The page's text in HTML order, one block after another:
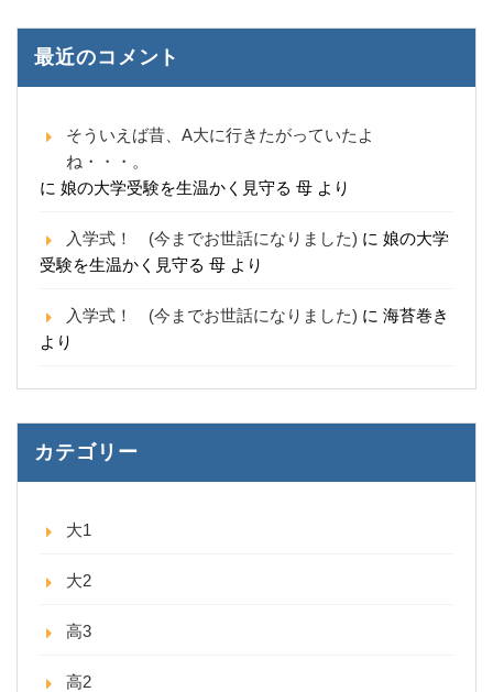
最近のコメント
そういえば昔、A大に行きたがっていたよ
ね・・・。
に 娘の大学受験を生温かく見守る 母 より
入学式！ (今までお世話になりました) に 娘の大学
受験を生温かく見守る 母 より
入学式！ (今までお世話になりました) に 海苔巻き
より
カテゴリー
大1
大2
高3
高2